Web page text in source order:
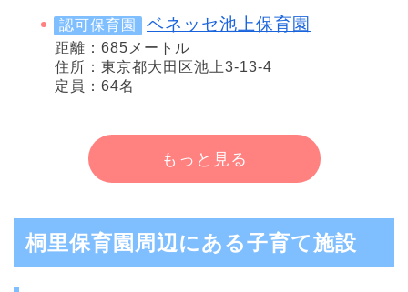
認可保育園 ベネッセ池上保育園
距離：685メートル
住所：東京都大田区池上3-13-4
定員：64名
もっと見る
桐里保育園周辺にある子育て施設